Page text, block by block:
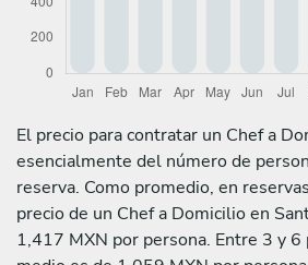
El precio para contratar un Chef a
esencialmente del número de
reserva. Como promedio, en
precio de un Chef a Domicilio en
1,417 MXN por persona. Entre 3 y